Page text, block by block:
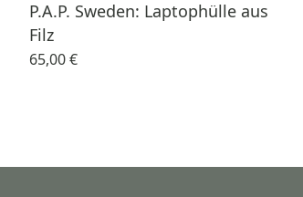
P.A.P. Sweden: Laptophülle aus
Filz
65,00 €